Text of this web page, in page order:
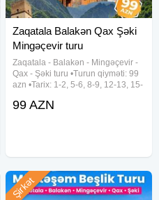
Zaqatala Balakən Qax Şəki
Mingəçevir turu
Zaqatala - Balakən - Mingəçevir -
Qax - Şəki turu •Turun qiyməti: 99
azn •Tarix: 1-2, 5-6, 8-9, 12-13, 15-
Avqust ✓Qiymətə daxildir: -
99 AZN
Şirkət